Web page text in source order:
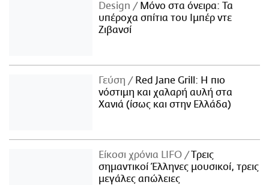
Design
Μόνο στα όνειρα: Τα
υπέροχα σπίτια του Ιμπέρ ντε
Ζιβανσί
Γεύση
Red Jane Grill: Η πιο
νόστιμη και χαλαρή αυλή στα
Χανιά (ίσως και στην Ελλάδα)
Είκοσι χρόνια LIFO
Tρεις
σημαντικοί Έλληνες μουσικοί, τρεις
μεγάλες απώλειες